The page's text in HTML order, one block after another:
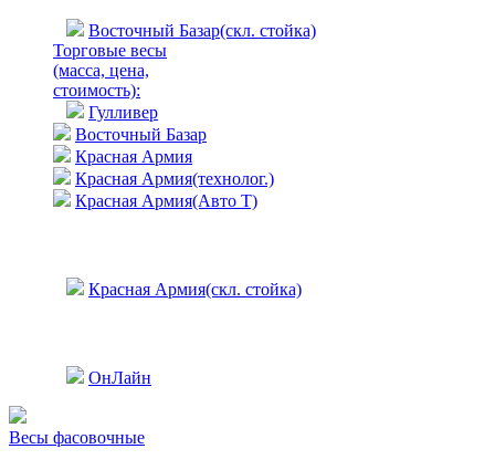
Восточный Базар(скл. стойка)
Торговые весы
(масса, цена,
стоимость):
Гулливер
Восточный Базар
Красная Армия
Красная Армия(технолог.)
Красная Армия(Авто Т)
Красная Армия(скл. стойка)
ОнЛайн
Весы фасовочные